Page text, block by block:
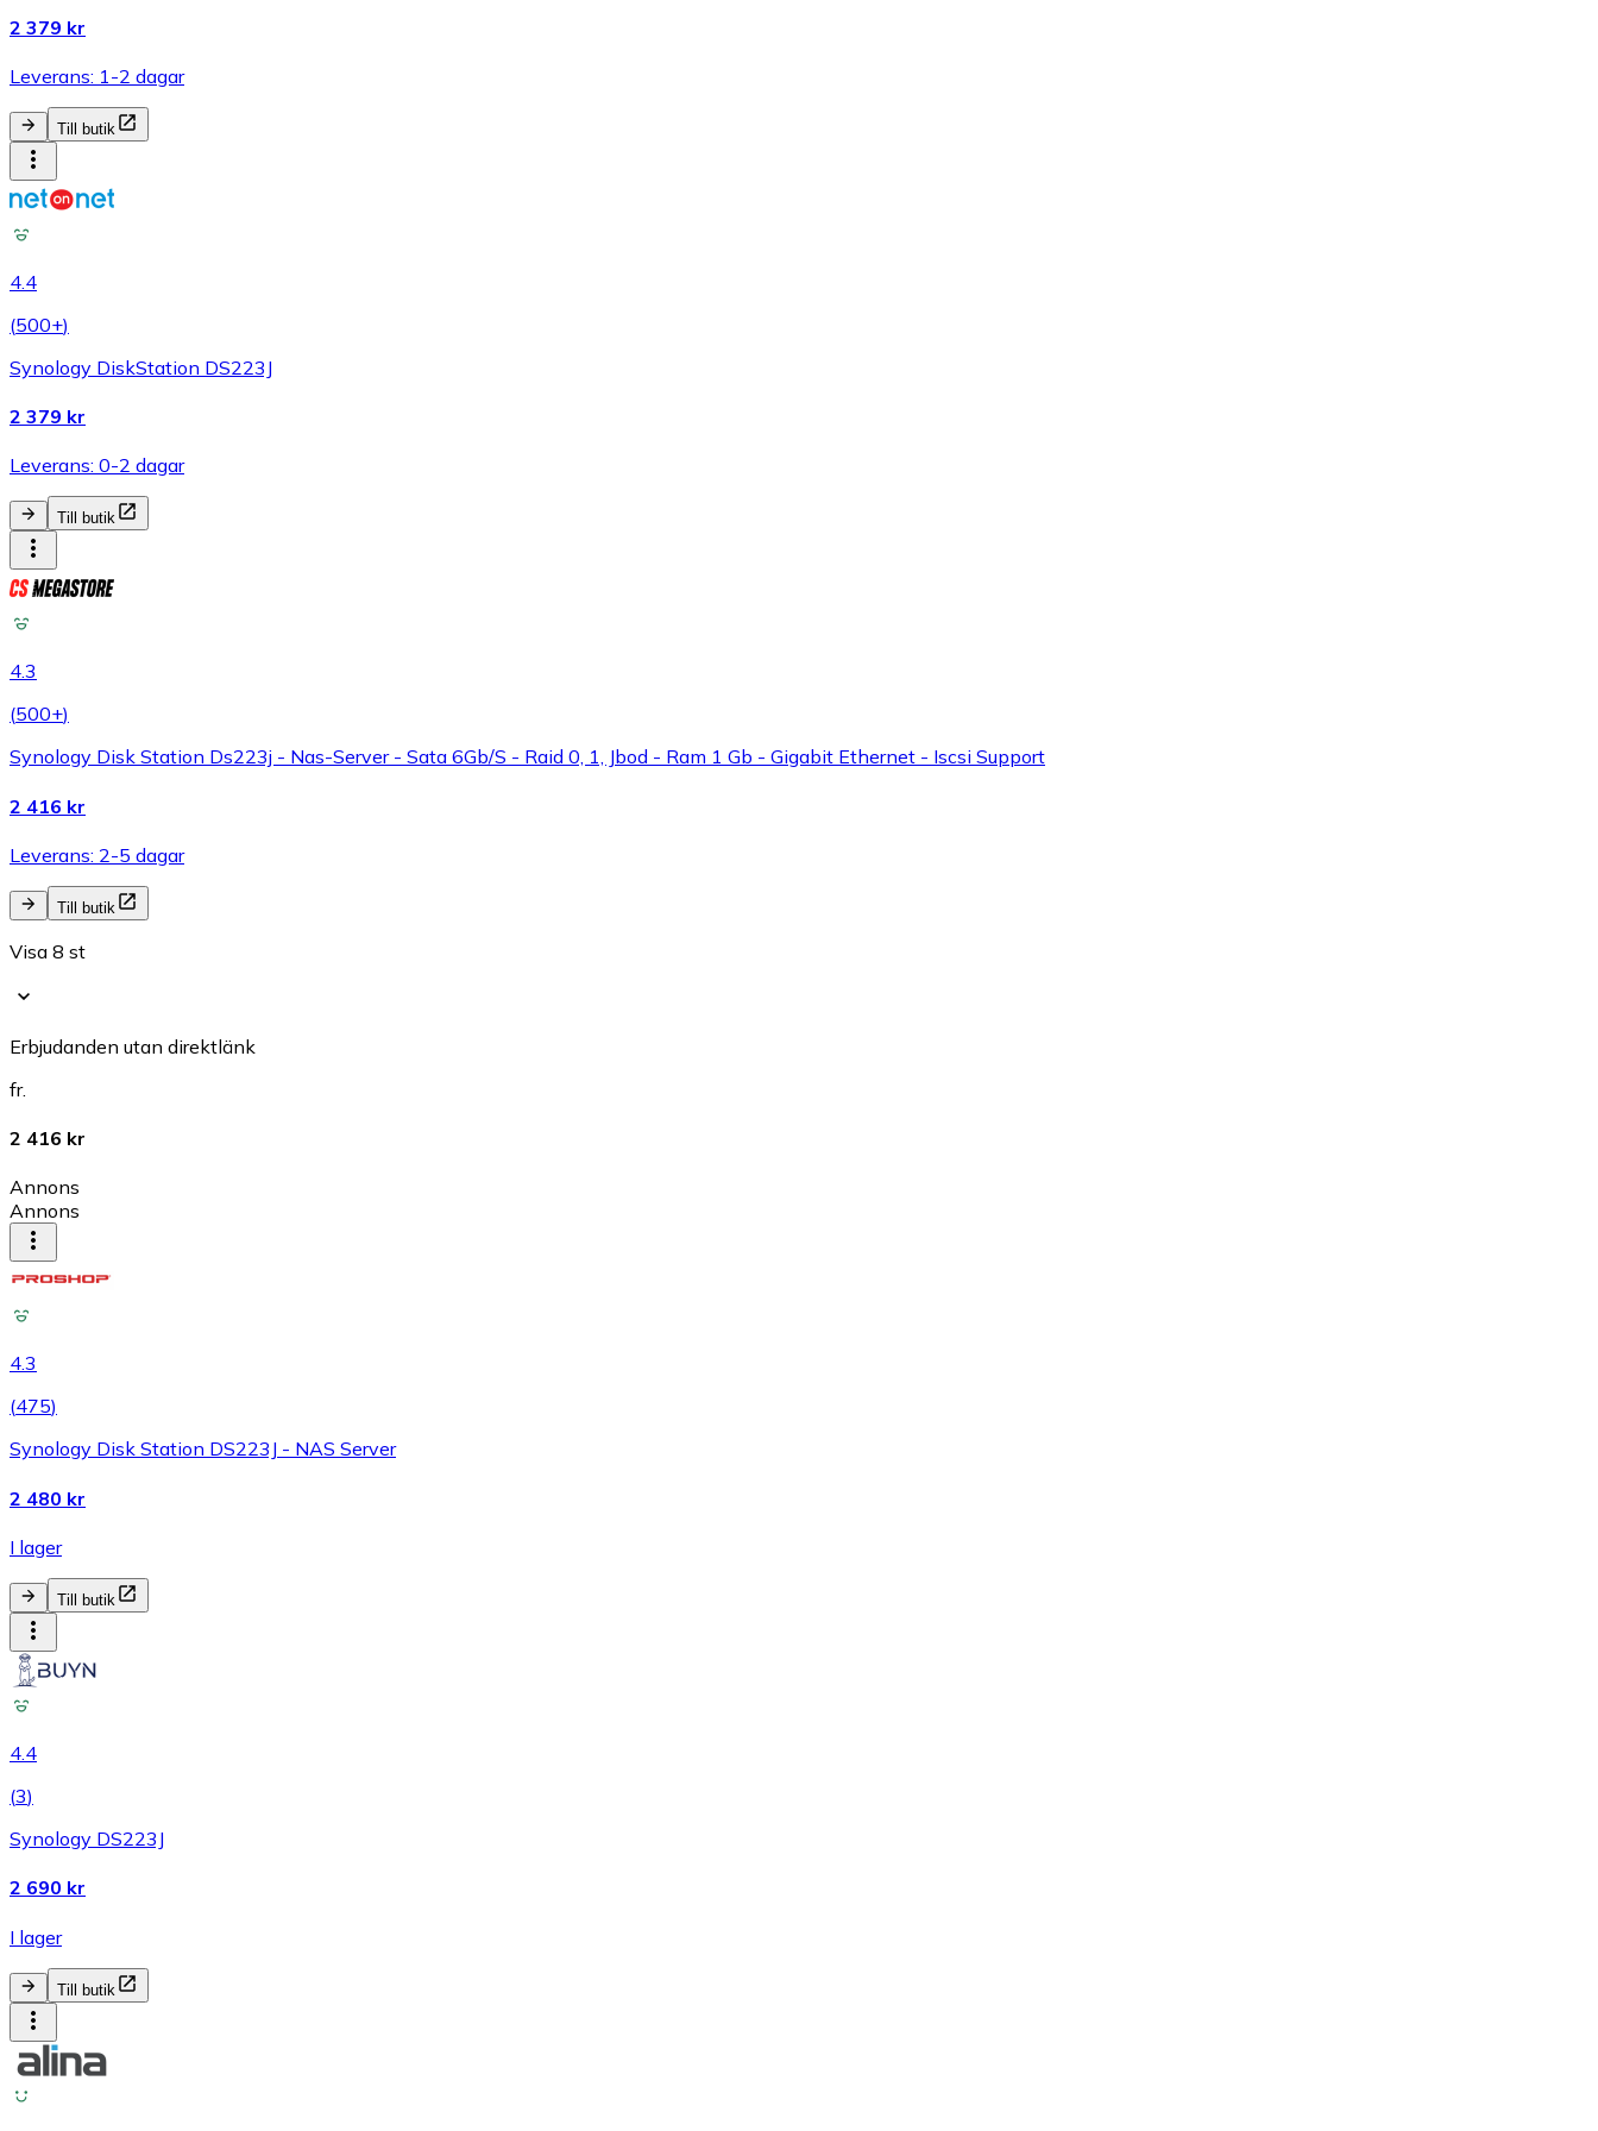
2 379 kr
Leverans: 1-2 dagar
Till butik
4.4
(500+)
Synology DiskStation DS223J
2 379 kr
Leverans: 0-2 dagar
Till butik
4.3
(500+)
Synology Disk Station Ds223j - Nas-Server - Sata 6Gb/S - Raid 0, 1, Jbod - Ram 1 Gb - Gigabit Ethernet - Iscsi Support
2 416 kr
Leverans: 2-5 dagar
Till butik
Visa 8 st
Erbjudanden utan direktlänk
fr.
2 416 kr
Annons
Annons
4.3
(475)
Synology Disk Station DS223J - NAS Server
2 480 kr
I lager
Till butik
4.4
(3)
Synology DS223J
2 690 kr
I lager
Till butik